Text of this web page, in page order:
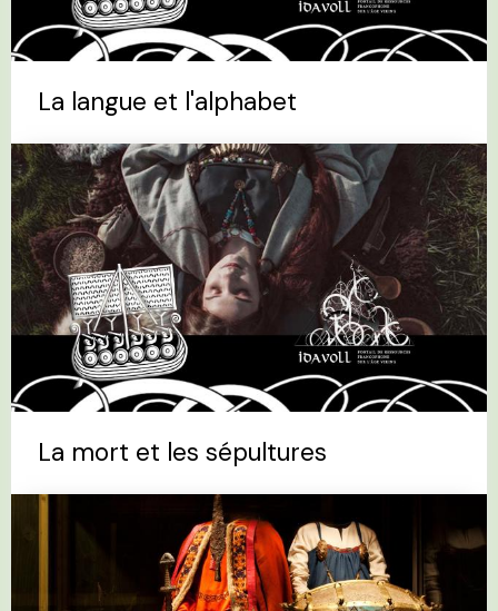
La langue et l'alphabet
La mort et les sépultures